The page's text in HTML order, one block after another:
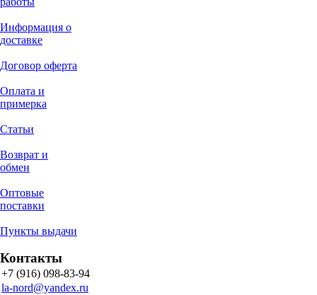
Информация о
доставке
Договор оферта
Оплата и
примерка
Статьи
Возврат и
обмен
Оптовые
поставки
Пункты выдачи
Контакты
+7 (916) 098-83-94
la-nord@yandex.ru